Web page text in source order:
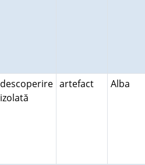
descoperire
izolată
artefact Alba